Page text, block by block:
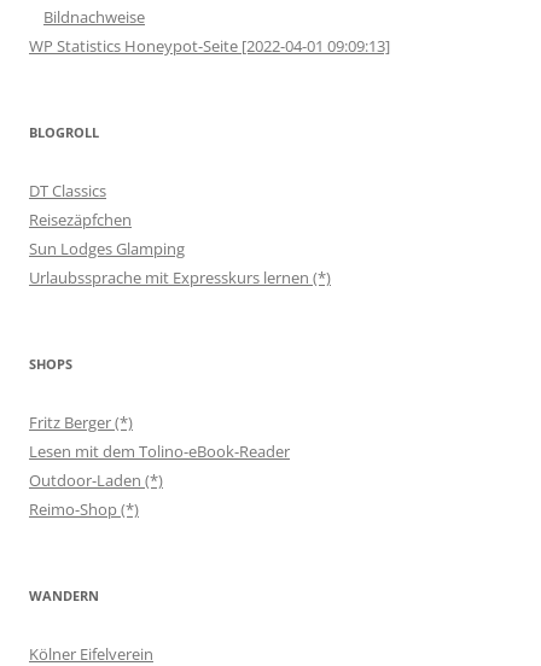
Bildnachweise
WP Statistics Honeypot-Seite [2022-04-01 09:09:13]
BLOGROLL
DT Classics
Reisezäpfchen
Sun Lodges Glamping
Urlaubssprache mit Expresskurs lernen (*)
SHOPS
Fritz Berger (*)
Lesen mit dem Tolino-eBook-Reader
Outdoor-Laden (*)
Reimo-Shop (*)
WANDERN
Kölner Eifelverein